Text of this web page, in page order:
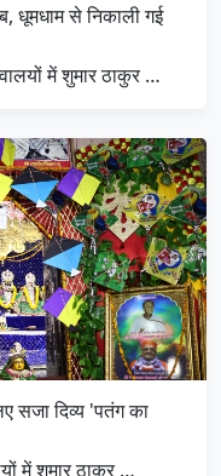
धूमधाम से निकाली गई
में शुमार ठाकुर …
सजा दिव्य 'पतंग का
में शुमार ठाकुर …